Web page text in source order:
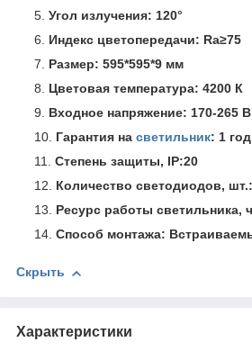
Угол излучения: 120°
Индекс цветопередачи: Ra≥75
Размер: 595*595*9 мм
Цветовая температура: 4200 К
Входное напряжение: 170-265 В
Гарантия на светильник: 1 год
Степень защиты, IP:20
Количество светодиодов, шт.:
Ресурс работы светильника,
Способ монтажа:
Скрыть
Характеристики